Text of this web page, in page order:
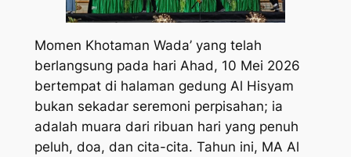
​Momen Khotaman Wada’ yang telah
berlangsung pada hari Ahad, 10 Mei 2026
bertempat di halaman gedung Al Hisyam
bukan sekadar seremoni perpisahan; ia
adalah muara dari ribuan hari yang penuh
peluh, doa, dan cita-cita. Tahun ini, MA Al